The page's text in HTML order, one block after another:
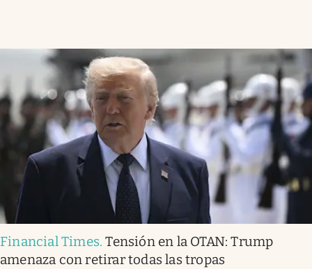
Financial Times.Tensión en la OTAN: Trump
amenaza con retirar todas las tropas